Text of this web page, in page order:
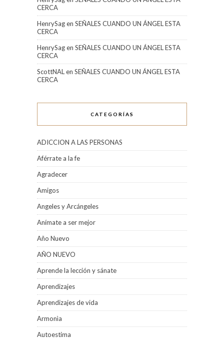
CERCA
HenrySagen SEÑALES CUANDO UN ÁNGEL ESTA
CERCA
HenrySagen SEÑALES CUANDO UN ÁNGEL ESTA
CERCA
ScottNALen SEÑALES CUANDO UN ÁNGEL ESTA
CERCA
CATEGORÍAS
ADICCION A LAS PERSONAS
Aférrate a la fe
Agradecer
Amigos
Angeles y Arcángeles
Anímate a ser mejor
Año Nuevo
AÑO NUEVO
Aprende la lección y sánate
Aprendizajes
Aprendizajes de vida
Armonìa
Autoestima